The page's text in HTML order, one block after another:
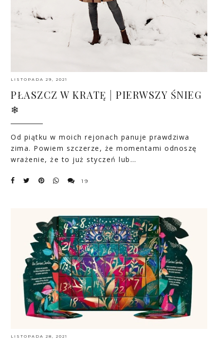
LISTOPADA 29, 2021
PŁASZCZ W KRATĘ | PIERWSZY ŚNIEG
❄
Od piątku w moich rejonach panuje prawdziwa
zima. Powiem szczerze, że momentami odnoszę
wrażenie, że to już styczeń lub…
19
LISTOPADA 28, 2021